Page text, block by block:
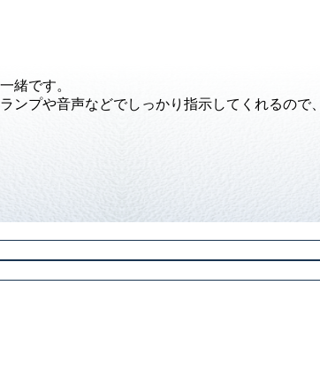
緒です。
ンプや音声などでしっかり指示してくれるので